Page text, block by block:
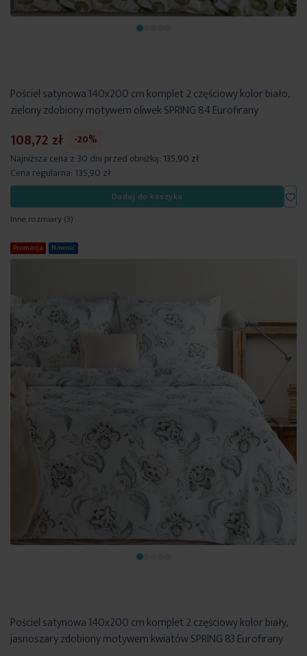
Pościel satynowa 140x200 cm komplet 2 częściowy kolor biało,
zielony zdobiony motywem oliwek SPRING 84 Eurofirany
108,72 zł
-20%
Najniższa cena z 30 dni przed obniżką: 135,90 zł
Cena regularna: 135,90 zł
Dodaj do koszyka
Inne rozmiary(3)
Promocja Nowość
Pościel satynowa 140x200 cm komplet 2 częściowy kolor biały,
jasnoszary zdobiony motywem kwiatów SPRING 83 Eurofirany